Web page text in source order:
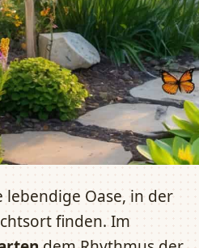
Oase, in der
finden. Im